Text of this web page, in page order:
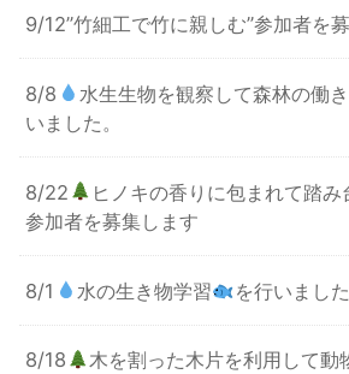
9/12”竹細工で竹に親しむ”参加者を
8/8 水生生物を観察して森林の働
いました。
8/22
ヒノキの香りに包まれて踏み
参加者を募集します
8/1 水の生き物学習 を行いました
8/18
木を割った木片を利用して動